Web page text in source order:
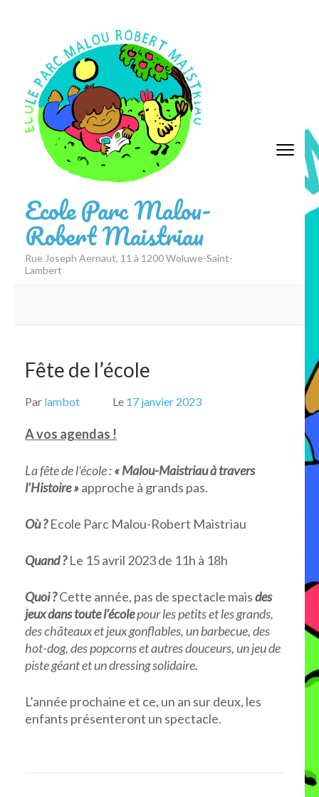
contenu
(Pressez
Entrée)
Ecole Parc Malou-
Robert Maistriau
Rue Joseph Aernaut, 11 à 1200 Woluwe-Saint-
Lambert
Fête de l’école
Par lambot Le 17 janvier 2023
A vos agendas !
La fête de l’école :« Malou-Maistriau à travers
l’Histoire »approche à grands pas.
Où ?Ecole Parc Malou-Robert Maistriau
Quand ?Le 15 avril 2023 de 11h à 18h
Quoi ?Cette année, pas de spectacle maisdes
jeux dans toute l’écolepour les petits et les grands,
des châteaux et jeux gonflables, un barbecue, des
hot-dog, des popcorns et autres douceurs, un jeu de
piste géant et un dressing solidaire.
L’année prochaine et ce, un an sur deux, les
enfants présenteront un spectacle.